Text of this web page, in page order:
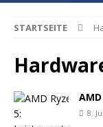
STARTSEITE
8.